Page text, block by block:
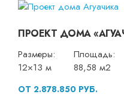
ПРОЕКТ ДОМА
Размеры:
12×13 м
Площадь:
88,58 м2
ОТ 2.878.850 РУБ.